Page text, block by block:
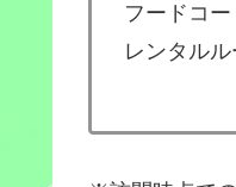
フードコ
レンタル